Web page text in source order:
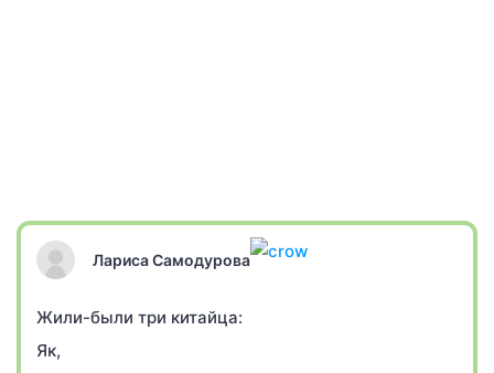
Лариса Самодурова
Жили-были три китайца:
Як,